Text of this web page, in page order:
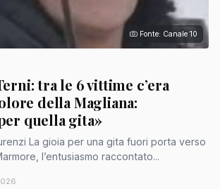
Fonte: Canale 10
tra le 6 vittime c’era
della Magliana:
quella gita»
l’entusiasmo raccontato...